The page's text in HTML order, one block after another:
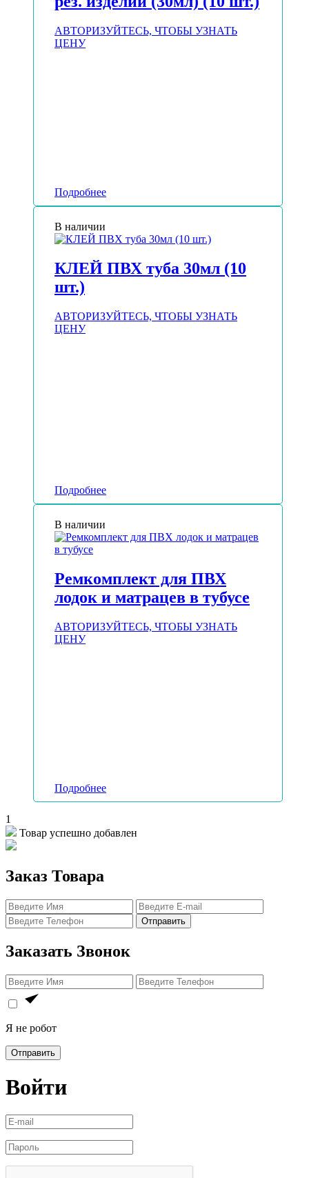
АВТОРИЗУЙТЕСЬ, ЧТОБЫ УЗНАТЬ
ЦЕНУ
Подробнее
В наличии
КЛЕЙ ПВХ туба 30мл (10
шт.)
АВТОРИЗУЙТЕСЬ, ЧТОБЫ УЗНАТЬ
ЦЕНУ
Подробнее
В наличии
Ремкомплект для ПВХ
лодок и матрацев в тубусе
АВТОРИЗУЙТЕСЬ, ЧТОБЫ УЗНАТЬ
ЦЕНУ
Подробнее
1
Товар успешно добавлен
Заказ Товара
Отправить
Заказать Звонок
Я не робот
Отправить
Войти